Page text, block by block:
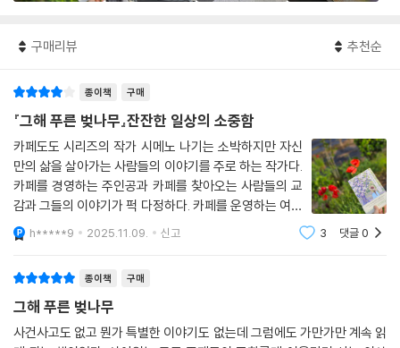
구매리뷰 추천순
종이책 구매
『그해 푸른 벚나무』잔잔한 일상의 소중함
카페도도 시리즈의 작가 시메노 나기는 소박하지만 자신
만의 삶을 살아가는 사람들의 이야기를 주로 하는 작가다.
카페를 경영하는 주인공과 카페를 찾아오는 사람들의 교
감과 그들의 이야기가 퍽 다정하다. 카페를 운영하는 여성
3대의 이야기를 전한다. 카페 앞마당에 있는 100년 넘은
산벚나무가 소설을 이끌어간다. 서른 살의 히오는 매일 아
h*****9 2025.11.09. 신고 3 댓글0
종이책 구매
그해 푸른 벚나무
사건사고도 없고 뭔가 특별한 이야기도 없는데 그럼에도 가만가만 계속 읽